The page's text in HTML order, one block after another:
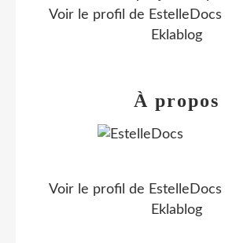
Voir le profil de EstelleDocs
Eklablog
À propos
Voir le profil de EstelleDocs
Eklablog